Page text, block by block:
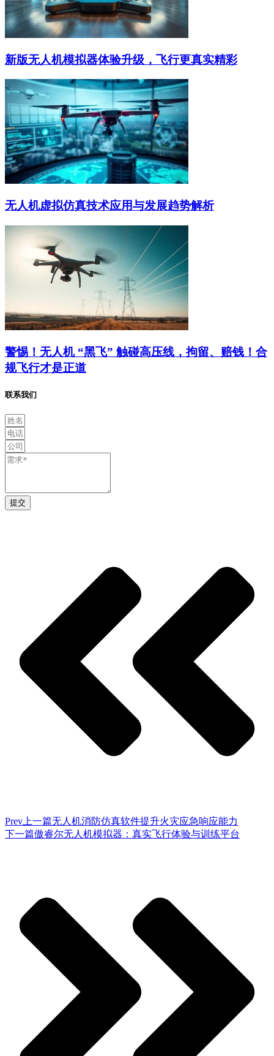
新版无人机模拟器体验升级，飞行更真实精彩
无人机虚拟仿真技术应用与发展趋势解析
警惕！无人机 “黑飞” 触碰高压线，拘留、赔钱！合
规飞行才是正道
联系我们
提交
Prev 上一篇无人机消防仿真软件提升火灾应急响应能力
下一篇傲睿尔无人机模拟器：真实飞行体验与训练平台